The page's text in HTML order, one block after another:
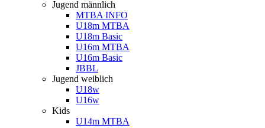
Jugend männlich
MTBA INFO
U18m MTBA
U18m Basic
U16m MTBA
U16m Basic
JBBL
Jugend weiblich
U18w
U16w
Kids
U14m MTBA